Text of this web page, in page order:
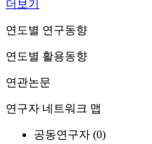
더보기
연도별 연구동향
연도별 활용동향
연관논문
연구자 네트워크 맵
공동연구자 (0)